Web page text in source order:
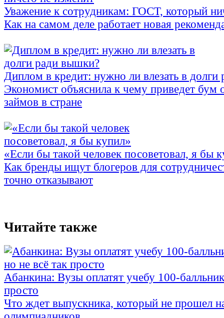
Уважение к сотрудникам: ГОСТ, который
Как на самом деле работает новая
Диплом в кредит: нужно ли влезать в
Экономист объяснила к чему приведет бум
займов в стране
«Если бы такой человек посоветовал, я бы
Как бренды ищут блогеров для
точно отказывают
Читайте также
Абанкина: Вузы оплатят учебу 100-
просто
Что ждет выпускника, который не прошел